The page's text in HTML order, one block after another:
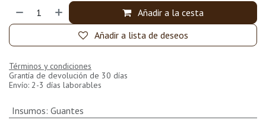
Añadir a la cesta
Añadir a lista de deseos
Términos y condiciones
Grantía de devolución de 30 días
Envío: 2-3 días laborables
Insumos: Guantes